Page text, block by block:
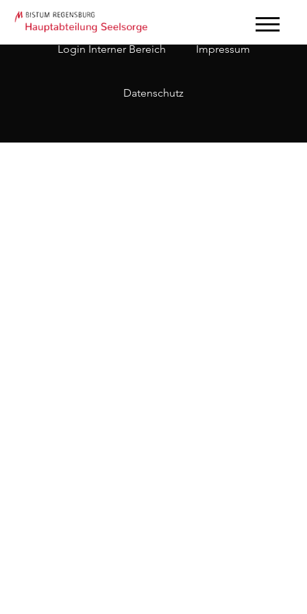
Login Interner Bereich Impressum
Datenschutz